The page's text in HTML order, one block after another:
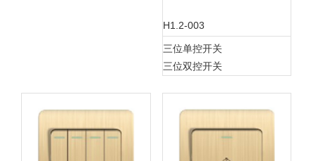
H1.2-003
三位单控开关
三位双控开关